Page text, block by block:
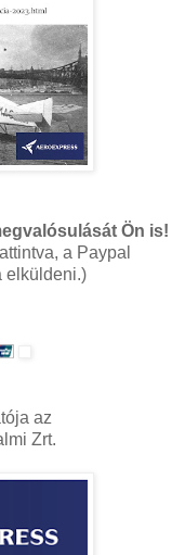
Ön is!
a Paypal
elküldeni.)
az
Zrt.